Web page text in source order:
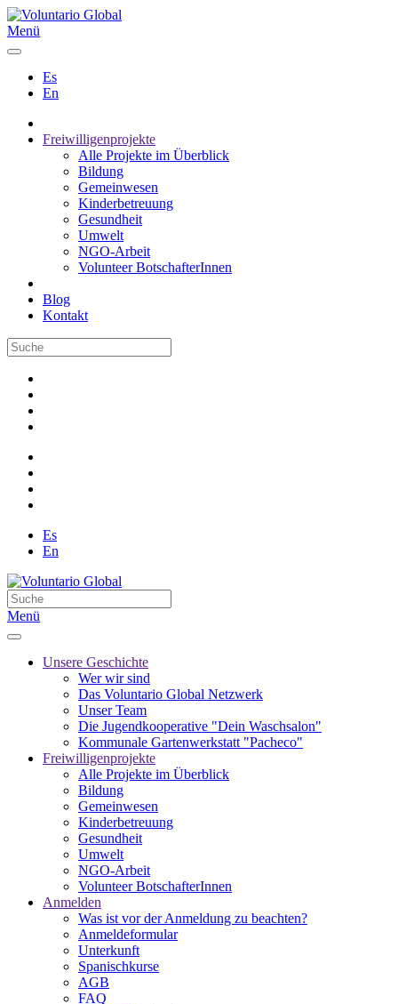
Menü
Es
En
Freiwilligenprojekte
Alle Projekte im Überblick
Bildung
Gemeinwesen
Kinderbetreuung
Gesundheit
Umwelt
NGO-Arbeit
Volunteer BotschafterInnen
Blog
Kontakt
Es
En
Menü
Unsere Geschichte
Wer wir sind
Das Voluntario Global Netzwerk
Unser Team
Die Jugendkooperative "Dein Waschsalon"
Kommunale Gartenwerkstatt "Pacheco"
Freiwilligenprojekte
Alle Projekte im Überblick
Bildung
Gemeinwesen
Kinderbetreuung
Gesundheit
Umwelt
NGO-Arbeit
Volunteer BotschafterInnen
Anmelden
Was ist vor der Anmeldung zu beachten?
Anmeldeformular
Unterkunft
Spanischkurse
AGB
FAQ